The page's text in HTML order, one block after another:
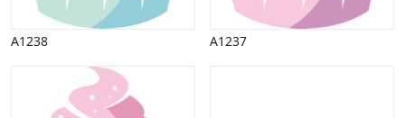
Mad, drikke
Mærkedage
Mennesker
Nationalflag, verdenskort
A1238 A1237